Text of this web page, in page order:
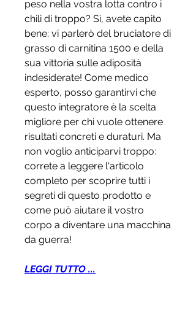
peso nella vostra lotta contro i
chili di troppo? Sì, avete capito
bene: vi parlerò del bruciatore di
grasso di carnitina 1500 e della
sua vittoria sulle adiposità
indesiderate! Come medico
esperto, posso garantirvi che
questo integratore è la scelta
migliore per chi vuole ottenere
risultati concreti e duraturi. Ma
non voglio anticiparvi troppo:
correte a leggere l'articolo
completo per scoprire tutti i
segreti di questo prodotto e
come può aiutare il vostro
corpo a diventare una macchina
da guerra!
LEGGI TUTTO ...